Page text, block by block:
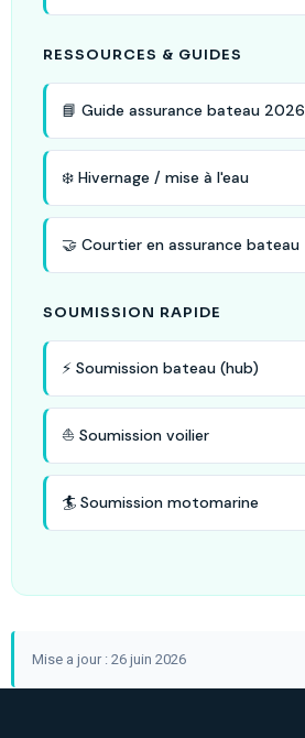
RESSOURCES & GUIDES
📘 Guide assurance bateau 2026
❄️ Hivernage / mise à l'eau
🤝 Courtier en assurance bateau
SOUMISSION RAPIDE
⚡ Soumission bateau (hub)
⛵ Soumission voilier
🏄 Soumission motomarine
Mise a jour : 26 juin 2026